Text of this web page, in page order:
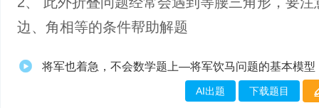
边、角相等的条件帮助解题
将军也着急，不会数学题上—将军饮马问题的基本模型
AI出题 下载题目